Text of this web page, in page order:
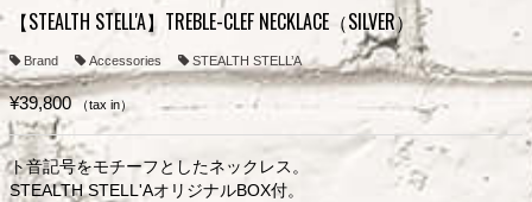
【STEALTH STELL'A】TREBLE-CLEF NECKLACE（SILVER）
Brand Accessories STEALTH STELL’A
¥39,800 （tax in）
ト音記号をモチーフとしたネックレス。
STEALTH STELL'AオリジナルBOX付。